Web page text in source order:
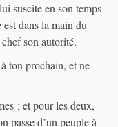
suscite en son temps
est dans la main du
son autorité.
ton prochain, et ne
; et pour les deux,
passe d’un peuple à